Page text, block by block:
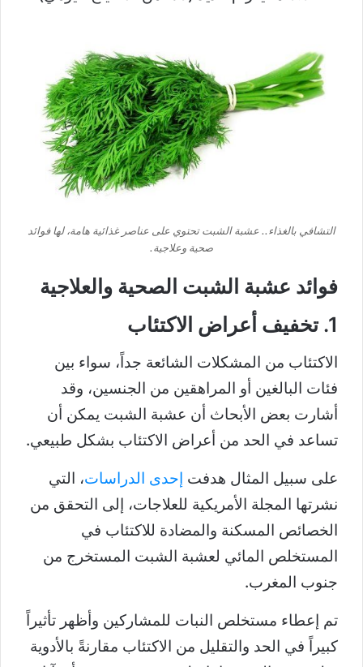
التشافي بالغذاء.. عشبة الشبت تحتوي على عناصر غذائية هامة، لها فوائد
صحية وعلاجية.
فوائد عشبة الشبت الصحية والعلاجية
1. تخفيف أعراض الاكتئاب
الاكتئاب من المشكلات الشائعة جداً، سواء بين
فئات البالغين أو المراهقين من الجنسين، وقد
أشارت بعض الأبحاث أن عشبة الشبت يمكن أن
تساعد في الحد من أعراض الاكتئاب بشكل طبيعي.
على سبيل المثال هدفت إحدى الدراسات، التي
نشرتها المجلة الأمريكية للعلاجات، إلى التحقق من
الخصائص المسكنة والمضادة للاكتئاب في
المستخلص المائي لعشبة الشبت المستخرج من
جنوب المغرب.
تم إعطاء مستخلص النبات للمشاركين وأظهر تأثيراً
كبيراً في الحد والتقليل من الاكتئاب مقارنةً بالأدوية